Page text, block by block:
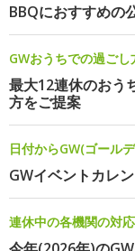
BBQにおすすめの
GWおうちでの過ごし
最大12連休のおう
方をご提案
日付からGW(ゴール
GWイベントカレ
連休中の各機関の対